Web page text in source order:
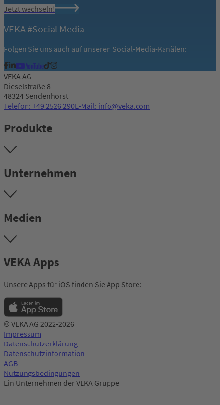
Jetzt wechseln!
VEKA #Social Media
Folgen Sie uns auch auf unseren Social-Media-Kanälen:
VEKA AG
Dieselstraße 8
48324 Sendenhorst
Telefon: +49 2526 290E-Mail: info@veka.com
Produkte
Unternehmen
Medien
VEKA Apps
Unsere Apps für iOS finden Sie App Store:
© VEKA AG 2022-2026
Impressum
Datenschutzerklärung
Datenschutzinformation
AGB
Nutzungsbedingungen
Ein Unternehmen der VEKA Gruppe